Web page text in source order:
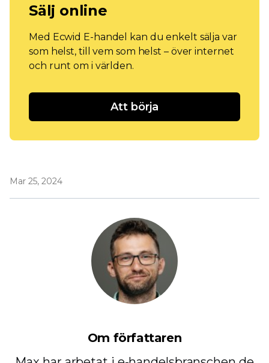
Sälj online
Med Ecwid E-handel kan du enkelt sälja var
som helst, till vem som helst – över internet
och runt om i världen.
Att börja
Mar 25, 2024
Om författaren